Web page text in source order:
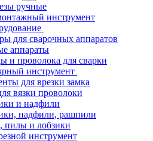
ручные
инструмент
для сварочных аппаратов
аппараты
и проволока для сварки
инструмент
для врезки замка
вязки проволоки
и надфили
надфили, рашпили
пилы и лобзики
инструмент